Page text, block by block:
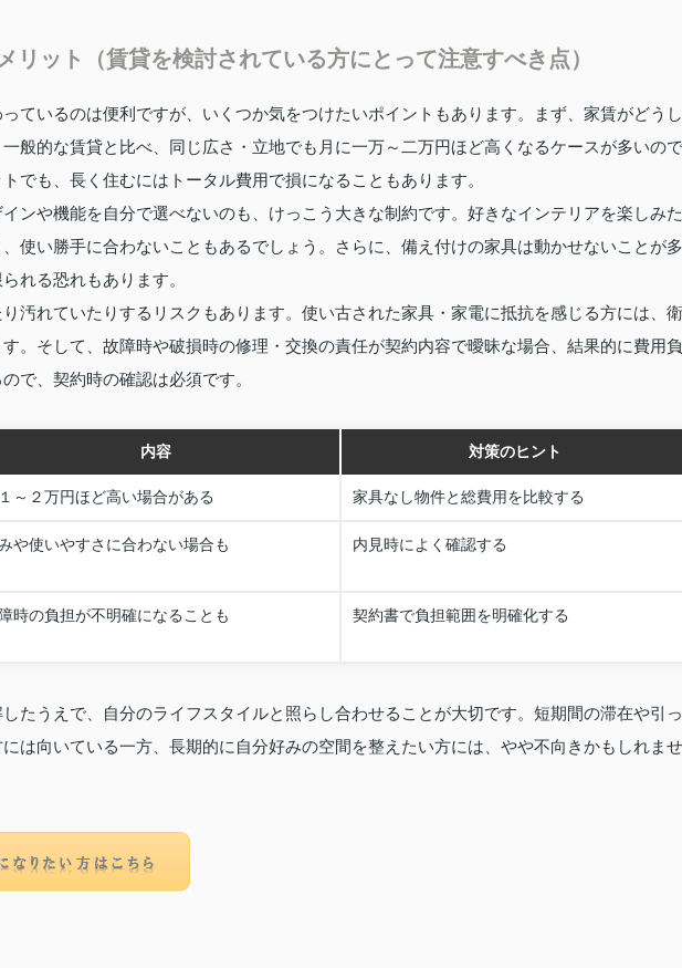
リット（賃貸を検討されている方にとって注意すべき点）
ているのは便利ですが、いくつか気をつけたいポイントもあります。まず、家賃がどうし
般的な賃貸と比べ、同じ広さ・立地でも月に一万～二万円ほど高くなるケースが多いので
でも、長く住むにはトータル費用で損になることもあります。
ンや機能を自分で選べないのも、けっこう大きな制約です。好きなインテリアを楽しみた
使い勝手に合わないこともあるでしょう。さらに、備え付けの家具は動かせないことが多
れる恐れもあります。
汚れていたりするリスクもあります。使い古された家具・家電に抵抗を感じる方には、衛
。そして、故障時や破損時の修理・交換の責任が契約内容で曖昧な場合、結果的に費用負
で、契約時の確認は必須です。
内容 対策のヒント
～２万円ほど高い場合がある 家具なし物件と総費用を比較する
や使いやすさに合わない場合も 内見時によく確認する
時の負担が不明確になることも 契約書で負担範囲を明確化する
たうえで、自分のライフスタイルと照らし合わせることが大切です。短期間の滞在や引っ
は向いている一方、長期的に自分好みの空間を整えたい方には、やや不向きかもしれませ